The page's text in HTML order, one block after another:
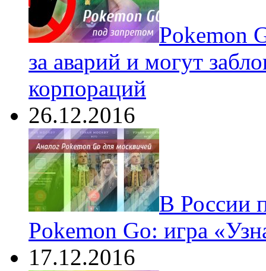
Pokеmon
за аварий и могут
корпораций
26.12.2016
В России
Pokemon Go: игра
17.12.2016